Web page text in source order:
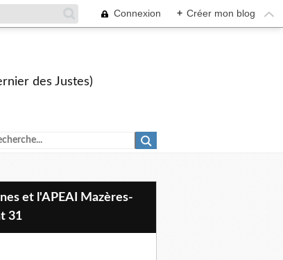
Connexion + Créer mon blog
des Justes)
31